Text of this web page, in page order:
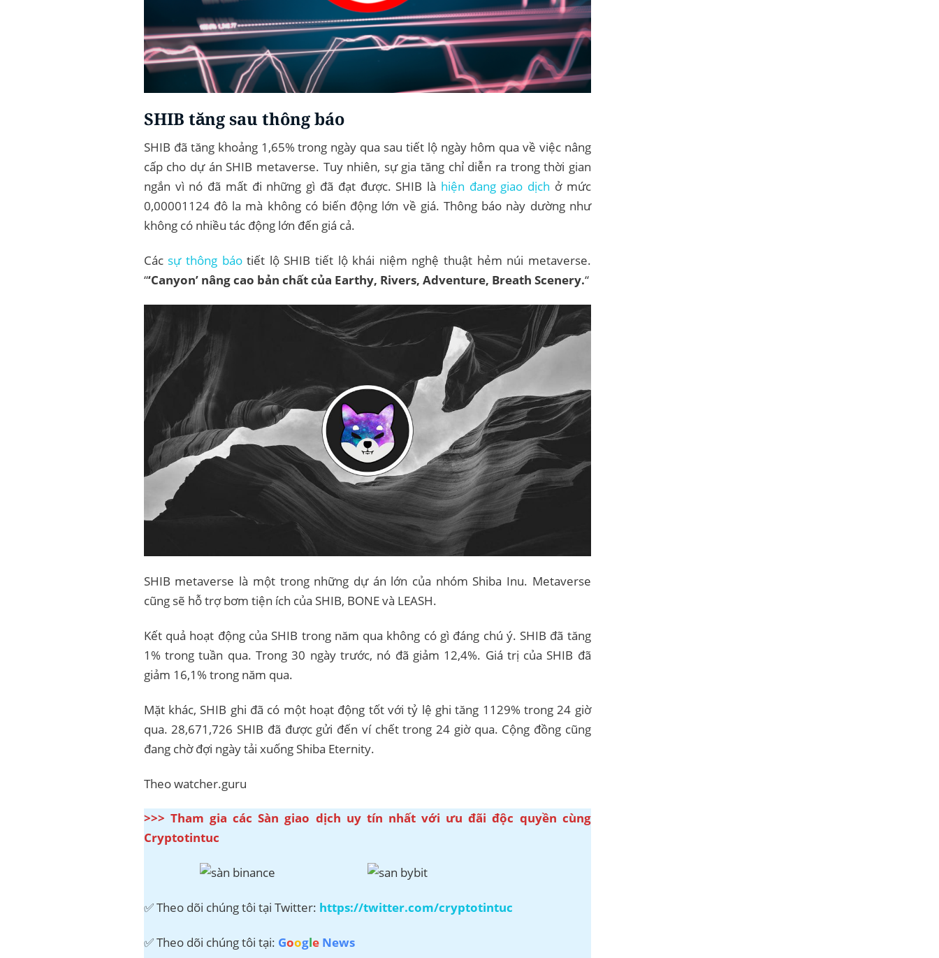
SHIB tăng sau thông báo
SHIB đã tăng khoảng 1,65% trong ngày qua sau tiết lộ ngày hôm qua về việc nâng
cấp cho dự án SHIB metaverse. Tuy nhiên, sự gia tăng chỉ diễn ra trong thời gian
ngắn vì nó đã mất đi những gì đã đạt được. SHIB là hiện đang giao dịch ở mức
0,00001124 đô la mà không có biến động lớn về giá. Thông báo này dường như
không có nhiều tác động lớn đến giá cả.
Các sự thông báotiết lộ SHIB tiết lộ khái niệm nghệ thuật hẻm núi metaverse.
“‘Canyon’ nâng cao bản chất của Earthy, Rivers, Adventure, Breath Scenery.“
SHIB metaverse là một trong những dự án lớn của nhóm Shiba Inu. Metaverse
cũng sẽ hỗ trợ bơm tiện ích của SHIB, BONE và LEASH.
Kết quả hoạt động của SHIB trong năm qua không có gì đáng chú ý. SHIB đã tăng
1% trong tuần qua. Trong 30 ngày trước, nó đã giảm 12,4%. Giá trị của SHIB đã
giảm 16,1% trong năm qua.
Mặt khác, SHIB ghi đã có một hoạt động tốt với tỷ lệ ghi tăng 1129% trong 24 giờ
qua. 28,671,726 SHIB đã được gửi đến ví chết trong 24 giờ qua. Cộng đồng cũng
đang chờ đợi ngày tải xuống Shiba Eternity.
Theo watcher.guru
>>> Tham gia các Sàn giao dịch uy tín nhất với ưu đãi độc quyền cùng
Cryptotintuc
✅ Theo dõi chúng tôi tại Twitter: https://twitter.com/cryptotintuc
✅ Theo dõi chúng tôi tại: Google News